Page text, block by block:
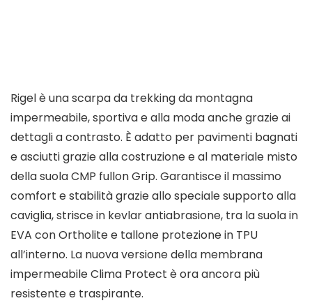
Rigel è una scarpa da trekking da montagna
impermeabile, sportiva e alla moda anche grazie ai
dettagli a contrasto. È adatto per pavimenti bagnati
e asciutti grazie alla costruzione e al materiale misto
della suola CMP fullon Grip. Garantisce il massimo
comfort e stabilità grazie allo speciale supporto alla
caviglia, strisce in kevlar antiabrasione, tra la suola in
EVA con Ortholite e tallone protezione in TPU
all’interno. La nuova versione della membrana
impermeabile Clima Protect è ora ancora più
resistente e traspirante.